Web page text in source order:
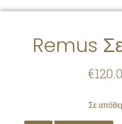
Remus
€
Σε